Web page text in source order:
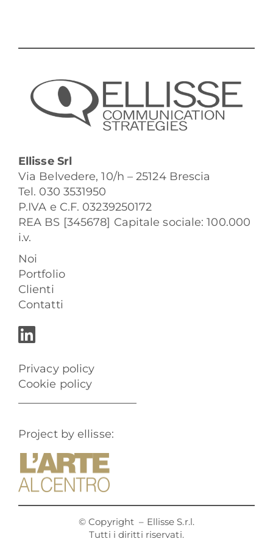
Ellisse Srl
Via Belvedere, 10/h – 25124 Brescia
Tel. 030 3531950
P.IVA e C.F. 03239250172
REA BS [345678] Capitale sociale: 100.000
i.v.
Noi
Portfolio
Clienti
Contatti
Privacy policy
Cookie policy
Project by ellisse:
© Copyright– Ellisse S.r.l.
Tutti i diritti riservati.